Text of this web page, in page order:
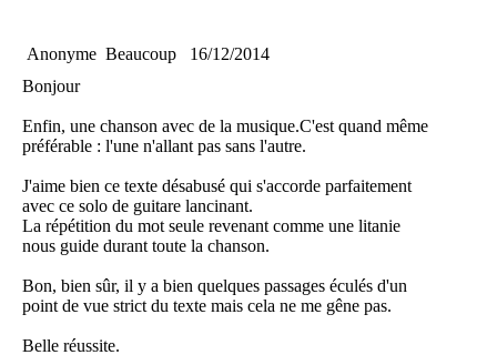
Anonyme Beaucoup
16/12/2014
Bonjour
Enfin, une chanson avec de la musique.C'est quand même
préférable : l'une n'allant pas sans l'autre.
J'aime bien ce texte désabusé qui s'accorde parfaitement
avec ce solo de guitare lancinant.
La répétition du mot seule revenant comme une litanie
nous guide durant toute la chanson.
Bon, bien sûr, il y a bien quelques passages éculés d'un
point de vue strict du texte mais cela ne me gêne pas.
Belle réussite.